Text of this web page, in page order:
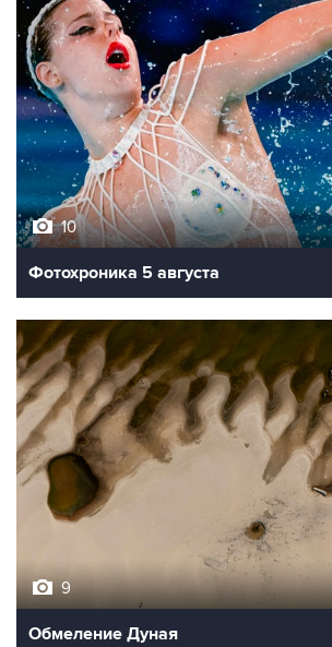
10
Фотохроника 5 августа
9
Обмеление Дуная